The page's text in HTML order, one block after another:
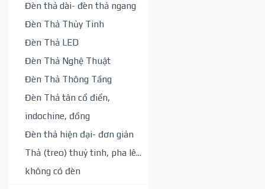
Đèn thả dài- đèn thả ngang
Đèn Thả Thủy Tinh
Đèn Thả LED
Đèn Thả Nghệ Thuật
Đèn Thả Thông Tầng
Đèn Thả tân cổ điển,
indochine, đồng
Đèn thả hiện đại- đơn giản
Thả (treo) thuỷ tinh, pha lê...
không có đèn